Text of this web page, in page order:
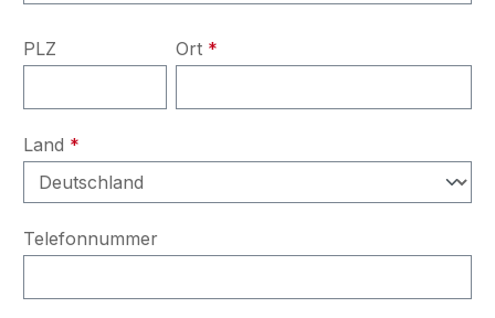
PLZ Ort *
Land *
Telefonnummer